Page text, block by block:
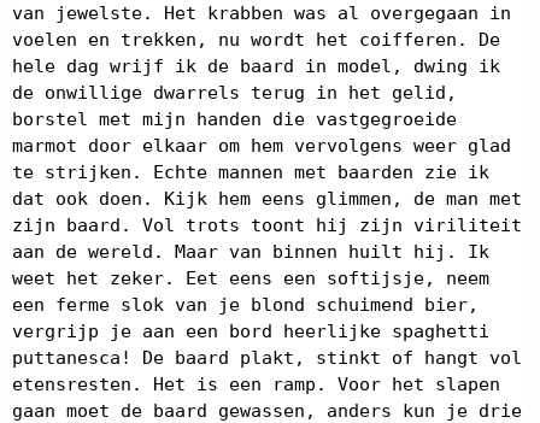
van jewelste. Het krabben was al overgegaan in
voelen en trekken, nu wordt het coifferen. De
hele dag wrijf ik de baard in model, dwing ik
de onwillige dwarrels terug in het gelid,
borstel met mijn handen die vastgegroeide
marmot door elkaar om hem vervolgens weer glad
te strijken. Echte mannen met baarden zie ik
dat ook doen. Kijk hem eens glimmen, de man met
zijn baard. Vol trots toont hij zijn viriliteit
aan de wereld. Maar van binnen huilt hij. Ik
weet het zeker. Eet eens een softijsje, neem
een ferme slok van je blond schuimend bier,
vergrijp je aan een bord heerlijke spaghetti
puttanesca! De baard plakt, stinkt of hangt vol
etensresten. Het is een ramp. Voor het slapen
gaan moet de baard gewassen, anders kun je drie